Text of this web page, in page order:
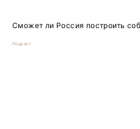
Сможет ли Россия построить
Подкаст